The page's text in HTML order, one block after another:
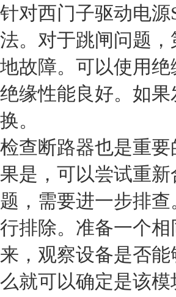
针对西门子驱动电
法。对于跳闸问题
地故障。可以使用
绝缘性能良好。如
换。
检查断路器也是重
果是，可以尝试重
题，需要进一步排
行排除。准备一个
来，观察设备是否
么就可以确定是该